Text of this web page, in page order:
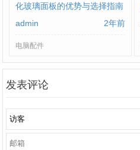
化玻璃面板的优势与选择指南
admin
2年前
电脑配件
发表评论